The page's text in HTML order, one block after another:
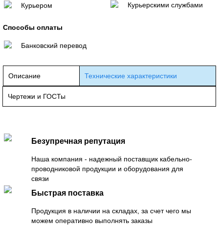
Курьером
Курьерскими службами
Способы оплаты
Банковский перевод
Описание Технические характеристики
Чертежи и ГОСТы
Безупречная репутация
Наша компания - надежный поставщик кабельно-
проводниковой продукции и оборудования для
связи
Быстрая поставка
Продукция в наличии на складах, за счет чего мы
можем оперативно выполнять заказы